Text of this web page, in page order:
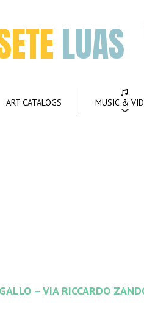
LUAS
ART CATALOGS MUSIC &
– VIA RICCARDO